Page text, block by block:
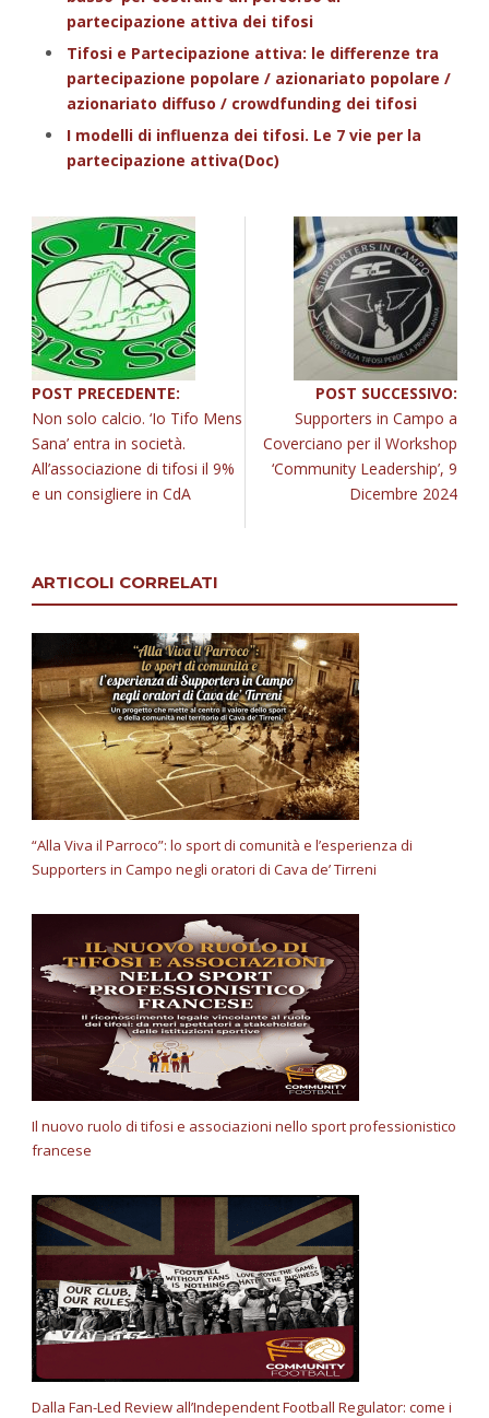
partecipazione attiva dei tifosi
Tifosi e Partecipazione attiva: le differenze tra
partecipazione popolare / azionariato popolare /
azionariato diffuso / crowdfunding dei tifosi
I modelli di influenza dei tifosi. Le 7 vie per la
partecipazione attiva(Doc)
POST PRECEDENTE:
Non solo calcio. ‘Io Tifo Mens
Sana’ entra in società.
All’associazione di tifosi il 9%
e un consigliere in CdA
POST SUCCESSIVO:
Supporters in Campo a
Coverciano per il Workshop
‘Community Leadership’, 9
Dicembre 2024
ARTICOLI CORRELATI
“Alla Viva il Parroco”: lo sport di comunità e l’esperienza di
Supporters in Campo negli oratori di Cava de’ Tirreni
Il nuovo ruolo di tifosi e associazioni nello sport professionistico
francese
Dalla Fan-Led Review all’Independent Football Regulator: come i